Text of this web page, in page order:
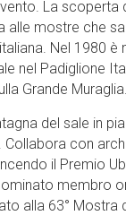
La scoperta
mostre che
Nel 1980 è
nel Padiglione
Grande Muraglia.
del sale in
con
il Premio
membro
alla 63° Mostra